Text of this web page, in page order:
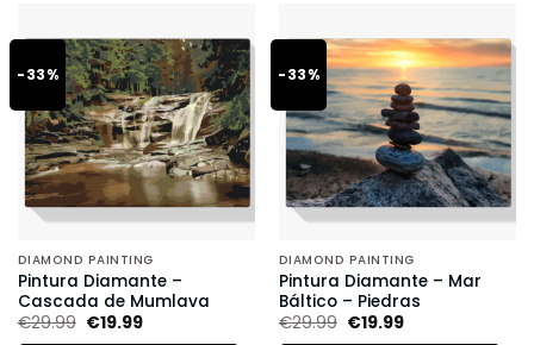
-33%
DIAMOND PAINTING
Pintura Diamante –
Cascada de Mumlava
€29.99 €19.99
-33%
DIAMOND PAINTING
Pintura Diamante – Mar
Báltico – Piedras
€29.99 €19.99